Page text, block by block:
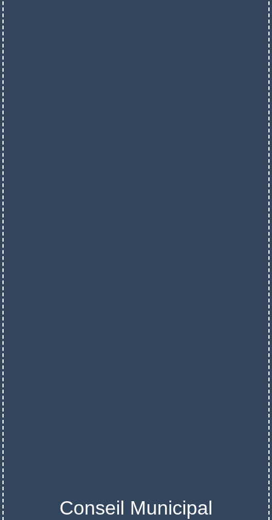
Conseil Municipal